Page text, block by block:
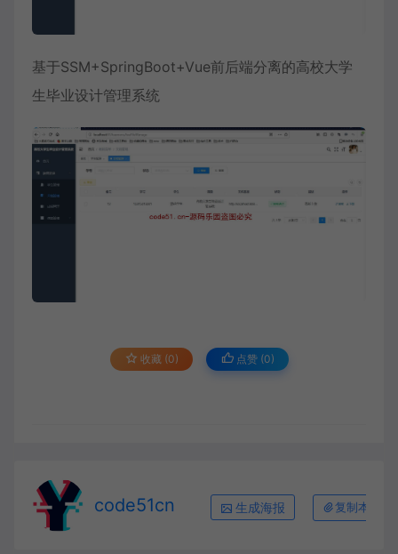
基于SSM+SpringBoot+Vue前后端分离的高校大学
生毕业设计管理系统
收藏 (0) 点赞 (0)
code51cn 生成海报 复制本文链